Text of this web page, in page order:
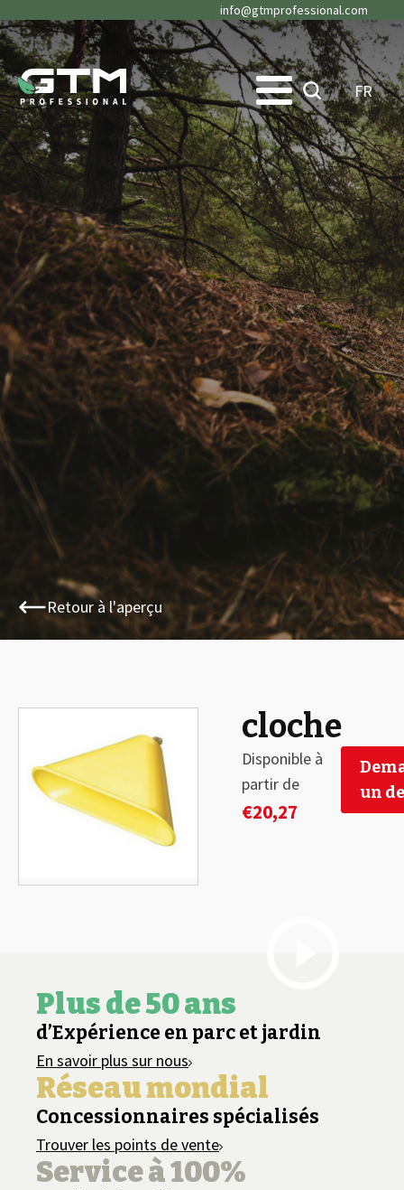
info@gtmprofessional.com
FR
Retour à l'aperçu
cloche
Disponible à
partir de
€20,27
un
Plus de 50 ans
d’Expérience en parc et jardin
En savoir plus sur nous
Réseau mondial
Concessionnaires spécialisés
Trouver les points de vente
Service à 100%